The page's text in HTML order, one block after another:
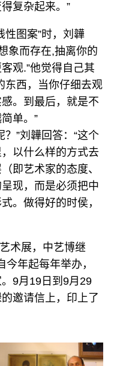
复杂起来。”
性图案”时，刘韡
象而存在,抽离你的
观.”他觉得自己其
东西，当你仔细去观
。到最后，就是不
单。”
”刘韡回答：“这个
以什么样的方式去
即艺术家的态度、
现，而是必须把中
。做得好的时侯，
术展，中艺博继
年起每年举办，
9月19日到9月29
邀请信上，印上了